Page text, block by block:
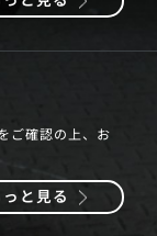
ご確認の上、お
っと見る